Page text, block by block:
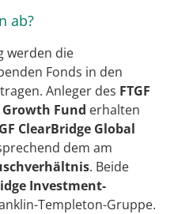
ab?
werden die
Fonds in den
Anleger des FTGF
Growth Fund erhalten
ClearBridge Global
dem am
. Beide
Investment-
Templeton-Gruppe.